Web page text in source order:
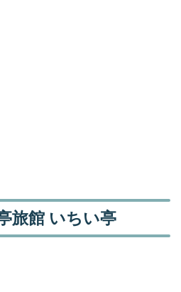
旅館 いちい亭